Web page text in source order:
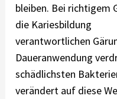
bleiben. Bei richtigem
die Kariesbildung
verantwortlichen
Daueranwendung
schädlichsten
verändert auf diese